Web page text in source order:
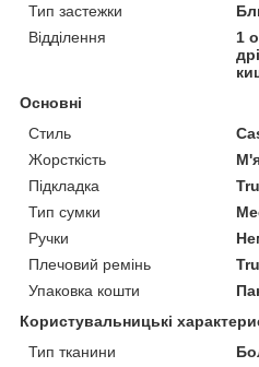
Тип застежки
Відділення
1
Основні
Стиль
Жорсткість
Підкладка
Тип сумки
Ручки
Плечовий ремінь
Упаковка кошти
Користувальницькі
Тип тканини